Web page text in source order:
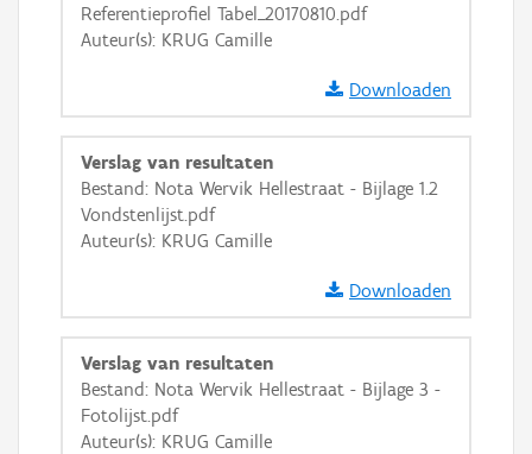
+ −
Basis Lagen
OSM-Basiskaart
GRB-Basiskaart
GRB-Basiskaart in grijswaarden
Referentieprofiel Tabel_20170810.pdf
Auteur(s): KRUG Camille
Downloaden
Verslag van resultaten
Bestand: Nota Wervik Hellestraat - Bijlage 1.2
Vondstenlijst.pdf
Auteur(s): KRUG Camille
Downloaden
Verslag van resultaten
Bestand: Nota Wervik Hellestraat - Bijlage 3 -
Fotolijst.pdf
Auteur(s): KRUG Camille